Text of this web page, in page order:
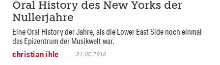
Oral History des New Yorks der
Nullerjahre
Eine Oral History der Jahre, als die Lower East Side noch einmal
das Epizentrum der Musikwelt war.
christian ihle
31.05.2018